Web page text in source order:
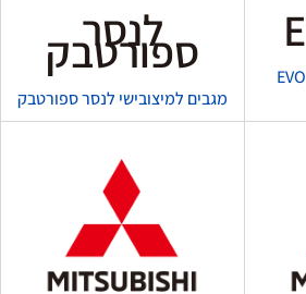
לנסר
ספורטבק
מגבים למיצובישי לנסר ספורטבק